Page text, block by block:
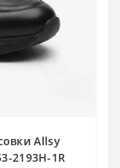
Allsy
2193H-1R